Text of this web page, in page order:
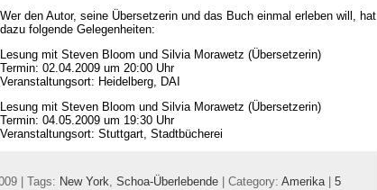
Wer den Autor, seine Übersetzerin und das Buch einmal erleben will, hat
dazu folgende Gelegenheiten:
Lesung mit Steven Bloom und Silvia Morawetz (Übersetzerin)
Termin: 02.04.2009 um 20:00 Uhr
Veranstaltungsort: Heidelberg, DAI
Lesung mit Steven Bloom und Silvia Morawetz (Übersetzerin)
Termin: 04.05.2009 um 19:30 Uhr
Veranstaltungsort: Stuttgart, Stadtbücherei
| Tags: New York, Schoa-Überlebende | Category: Amerika| 5